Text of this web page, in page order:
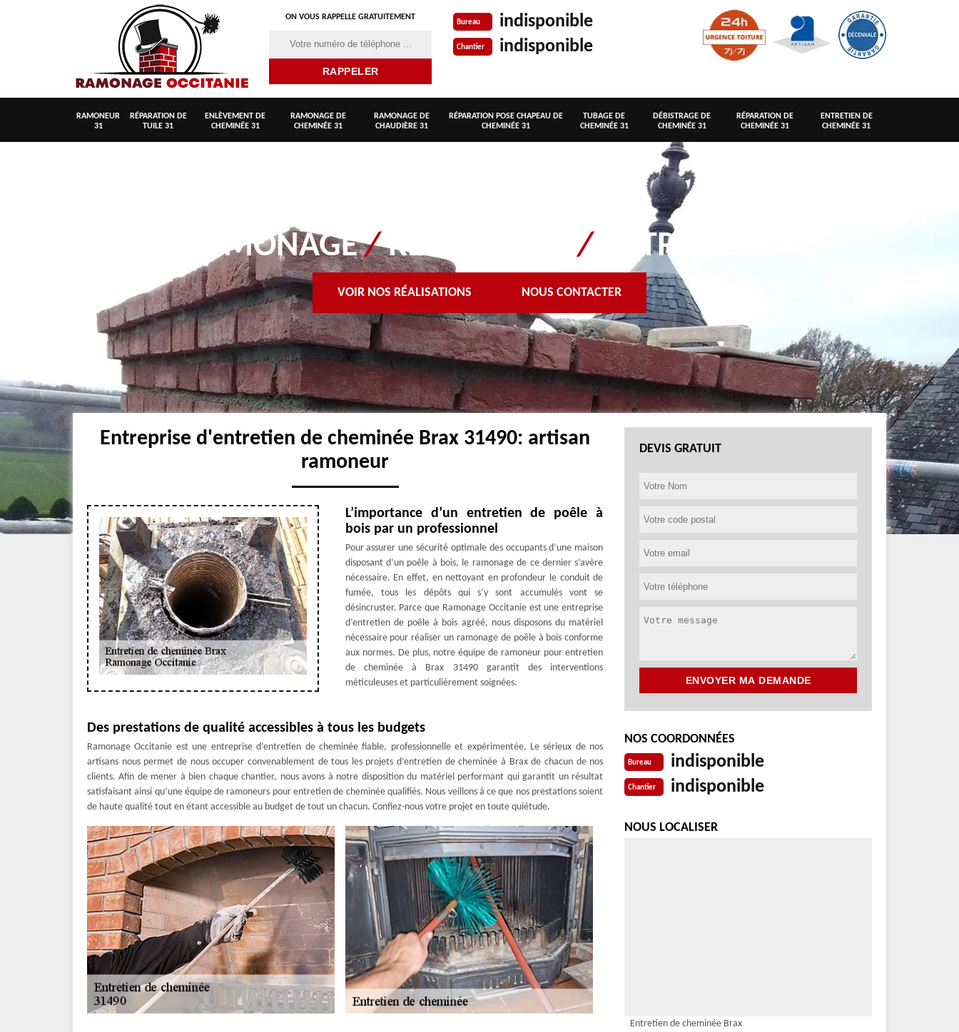
ON VOUS RAPPELLE GRATUITEMENT
Bureau indisponible
Chantier indisponible
RAMONEUR
31
RÉPARATION DE
TUILE 31
ENLÈVEMENT DE
CHEMINÉE 31
RAMONAGE DE
CHEMINÉE 31
RAMONAGE DE
CHAUDIÈRE 31
RÉPARATION POSE CHAPEAU DE
CHEMINÉE 31
TUBAGE DE
CHEMINÉE 31
DÉBISTRAGE DE
CHEMINÉE 31
RÉPARATION DE
CHEMINÉE 31
ENTRETIEN DE
CHEMINÉE 31
RAMONAGE/REPARATION/ ENTRETIENT
VOIR NOS RÉALISATIONS NOUS CONTACTER
Entreprise d'entretien de cheminée Brax 31490: artisan
ramoneur
L’importance d’un entretien de poêle à
bois par un professionnel
Pour assurer une sécurité optimale des occupants d’une maison
disposant d’un poêle à bois, le ramonage de ce dernier s’avère
nécessaire. En effet, en nettoyant en profondeur le conduit de
fumée, tous les dépôts qui s’y sont accumulés vont se
désincruster. Parce que Ramonage Occitanie est une entreprise
d’entretien de poêle à bois agréé, nous disposons du matériel
nécessaire pour réaliser un ramonage de poêle à bois conforme
aux normes. De plus, notre équipe de ramoneur pour entretien
de cheminée à Brax 31490 garantit des interventions
méticuleuses et particulièrement soignées.
Des prestations de qualité accessibles à tous les budgets
Ramonage Occitanie est une entreprise d’entretien de cheminée fiable, professionnelle et expérimentée. Le sérieux de nos
artisans nous permet de nous occuper convenablement de tous les projets d’entretien de cheminée à Brax de chacun de nos
clients. Afin de mener à bien chaque chantier, nous avons à notre disposition du matériel performant qui garantit un résultat
satisfaisant ainsi qu’une équipe de ramoneurs pour entretien de cheminée qualifiés. Nous veillons à ce que nos prestations soient
de haute qualité tout en étant accessible au budget de tout un chacun. Confiez-nous votre projet en toute quiétude.
DEVIS GRATUIT
NOS COORDONNÉES
Bureau indisponible
Chantier indisponible
NOUS LOCALISER
Entretien de cheminée Brax